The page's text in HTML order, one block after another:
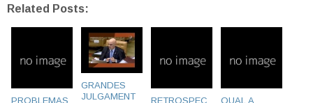
Related Posts:
PROBLEMAS
GRANDES
JULGAMENT
RETROSPEC
QUAL A